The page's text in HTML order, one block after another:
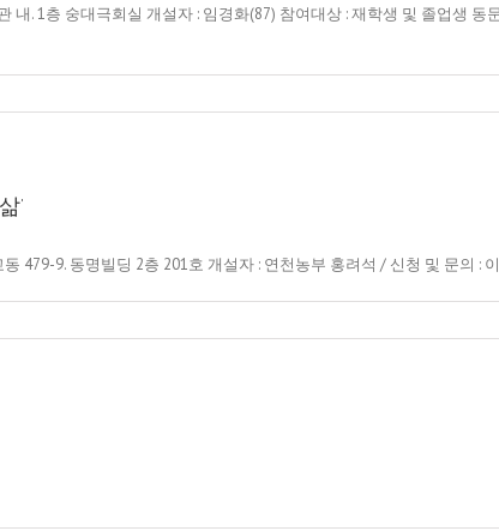
내. 1층 숭대극회실 개설자 : 임경화(87) 참여대상 : 재학생 및 졸업생
’
479-9. 동명빌딩 2층 201호 개설자 : 연천농부 홍려석 / 신청 및 문의 :